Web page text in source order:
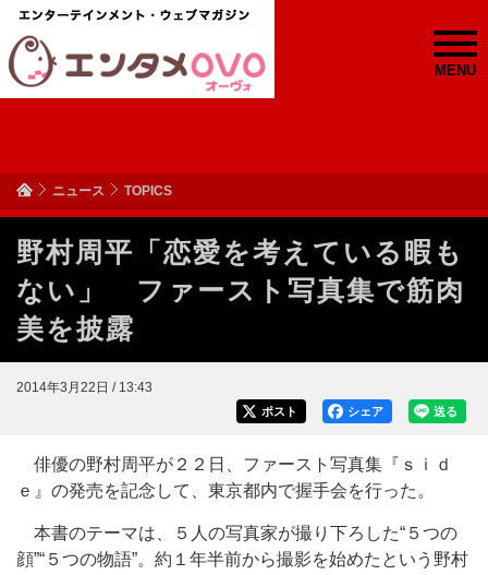
MENU
ニュース TOPICS
野村周平「恋愛を考えている暇も
ない」 ファースト写真集で筋肉
美を披露
2014年3月22日 / 13:43
送る
シェア
ポスト
俳優の野村周平が２２日、ファースト写真集『ｓｉｄ
ｅ』の発売を記念して、東京都内で握手会を行った。
本書のテーマは、５人の写真家が撮り下ろした“５つの
顔”“５つの物語”。約１年半前から撮影を始めたという野村